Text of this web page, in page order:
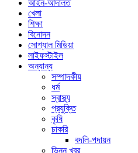
আইন-আদালত
খেলা
শিক্ষা
বিনোদন
সোশ্যাল মিডিয়া
লাইফস্টাইল
অন্যান্য
সম্পাদকীয়
ধর্ম
স্বাস্থ্য
প্রযুক্তি
কৃষি
চাকরি
বদলি-পদায়ন
ভিন্ন খবর